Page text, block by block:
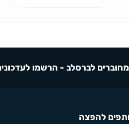
לברסלב - הרשמו
להפצה